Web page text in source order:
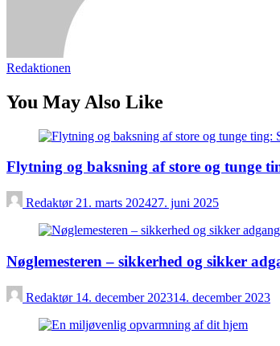
Redaktionen
You May Also Like
Flytning og baksning af store og tunge
Redaktør 21. marts 202427. juni 2025
Nøglemesteren – sikkerhed og sikker
Redaktør 14. december 202314. december 2023